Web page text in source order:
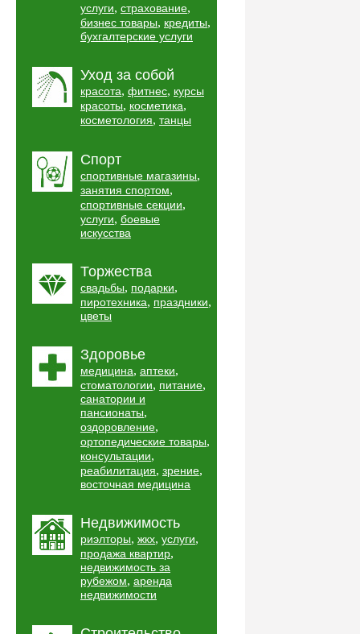
услуги, страхование,
бизнес товары, кредиты,
бухгалтерские услуги
Уход за собой
красота, фитнес, курсы
красоты, косметика,
косметология, танцы
Спорт
спортивные магазины,
занятия спортом,
спортивные секции,
услуги, боевые
искусства
Торжества
свадьбы, подарки,
пиротехника, праздники,
цветы
Здоровье
медицина, аптеки,
стоматологии, питание,
санатории и
пансионаты,
оздоровление,
ортопедические товары,
консультации,
реабилитация, зрение,
восточная медицина
Недвижимость
риэлторы, жкх, услуги,
продажа квартир,
недвижимость за
рубежом, аренда
недвижимости